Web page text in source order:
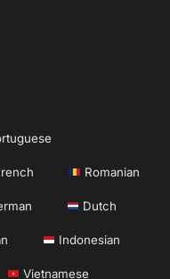
Romanian
Dutch
Indonesian
Vietnamese